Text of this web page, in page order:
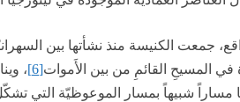
جمعت الكنيسة منذ نشأتها بين
في المسيحِ القائمِ من بين الأَموات[6] ،
مساراً شبيهاً بمسار الموعوظيّة التي